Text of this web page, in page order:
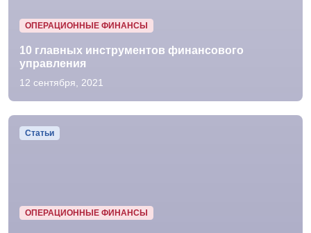
ОПЕРАЦИОННЫЕ ФИНАНСЫ
10 главных инструментов финансового
управления
12 сентября, 2021
Статьи
ОПЕРАЦИОННЫЕ ФИНАНСЫ